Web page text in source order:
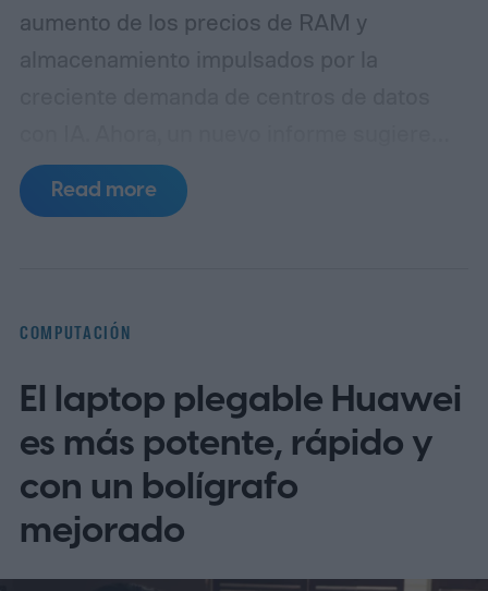
aumento de los precios de RAM y
almacenamiento impulsados por la
que los precios de las placas base podrían
pronto aumentar aún más los costes, con
por ciento.
Read more
COMPUTACIÓN
El laptop plegable Huawei
es más potente, rápido y
con un bolígrafo
mejorado